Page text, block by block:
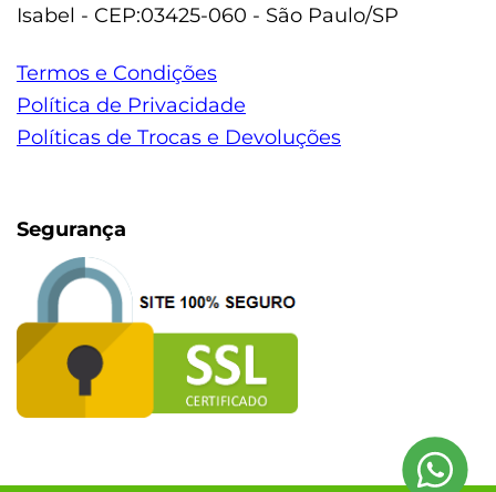
Isabel - CEP:03425-060 - São Paulo/SP
Termos e Condições
Política de Privacidade
Políticas de Trocas e Devoluções
Segurança